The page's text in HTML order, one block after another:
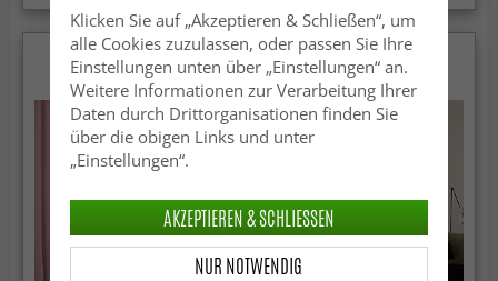
Klicken Sie auf „Akzeptieren & Schließen“, um
alle Cookies zuzulassen, oder passen Sie Ihre
Einstellungen unten über „Einstellungen“ an.
Weitere Informationen zur Verarbeitung Ihrer
Daten durch Drittorganisationen finden Sie
über die obigen Links und unter
„Einstellungen“.
NUR NOTWENDIG
AKZEPTIEREN & SCHLIESSEN